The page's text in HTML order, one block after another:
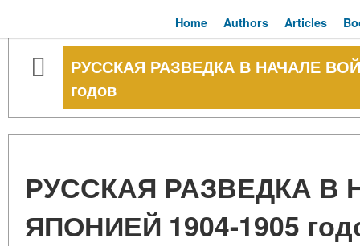
Home Authors Articles
РУССКАЯ РАЗВЕДКА В НАЧАЛЕ
годов
РУССКАЯ РАЗВЕДКА
ЯПОНИЕЙ 1904-1905